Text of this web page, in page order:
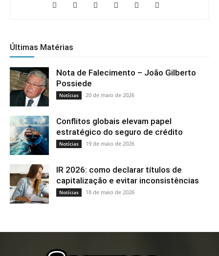
Últimas Matérias
Nota de Falecimento – João Gilberto
Possiede
Notícias 20 de maio de 2026
Conflitos globais elevam papel
estratégico do seguro de crédito
Notícias 19 de maio de 2026
IR 2026: como declarar títulos de
capitalização e evitar inconsistências
Notícias 18 de maio de 2026